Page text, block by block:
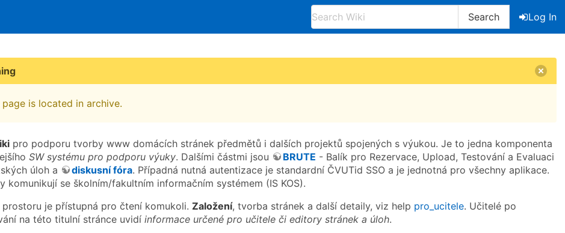
Search
Log In
page is located in archive.
pro podporu tvorby www domácích stránek předmětů i dalších projektů spojených s výukou. Je to jedna komponenta
SW systému pro podporu výuky. Dalšími částmi jsou BRUTE - Balík pro Rezervace, Upload, Testování a Evaluaci
úloh a
diskusní fóra. Případná nutná autentizace je standardní ČVUTid SSO a je jednotná pro všechny aplikace.
komunikují se školním/fakultním informačním systémem (IS KOS).
prostoru je přístupná pro čtení komukoli. Založení, tvorba stránek a další detaily, viz help pro_ucitele. Učitelé po
na této titulní stránce uvidí informace určené pro učitele či editory stránek a úloh.